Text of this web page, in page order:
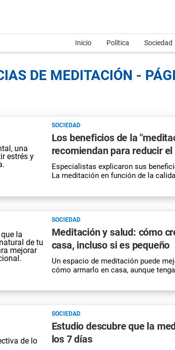
Inicio Política Sociedad
DE MEDITACIÓN -
SOCIEDAD
Los beneficios de la
recomiendan para reducir
Especialistas explicaron sus
La meditación en función de la
SOCIEDAD
Meditación y salud: cómo
casa, incluso si es pequeño
Un espacio de meditación puede
cómo armarlo en casa, aunque
SOCIEDAD
Estudio descubre que la
los 7 días